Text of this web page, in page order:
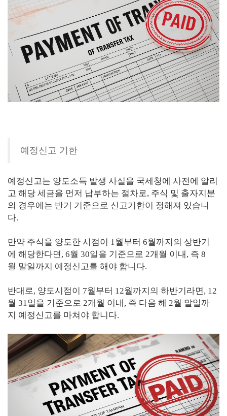
예정신고 기한
예정신고는 양도소득 발생 사실을 국세청에 사전에 알리
고 해당 세금을 먼저 납부하는 절차로, 주식 및 출자지분
의 경우에는 반기 기준으로 신고기한이 정해져 있습니
다.
만약 주식을 양도한 시점이 1월부터 6월까지의 상반기
에 해당한다면, 6월 30일을 기준으로 2개월 이내, 즉 8
월 말일까지 예정신고를 해야 합니다.
반대로, 양도시점이 7월부터 12월까지의 하반기라면, 12
월 31일을 기준으로 2개월 이내, 즉 다음 해 2월 말일까
지 예정신고를 마쳐야 합니다.